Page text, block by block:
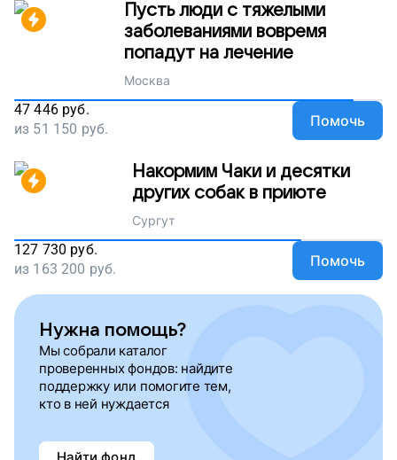
Пусть люди с тяжелыми
заболеваниями вовремя
попадут на лечение
Москва
47 446 руб.
из 51 150 руб. Помочь
Накормим Чаки и десятки
других собак в приюте
Сургут
127 730 руб.
из 163 200 руб. Помочь
Нужна помощь?
Мы собрали каталог
проверенных фондов: найдите
поддержку или помогите тем,
кто в ней нуждается